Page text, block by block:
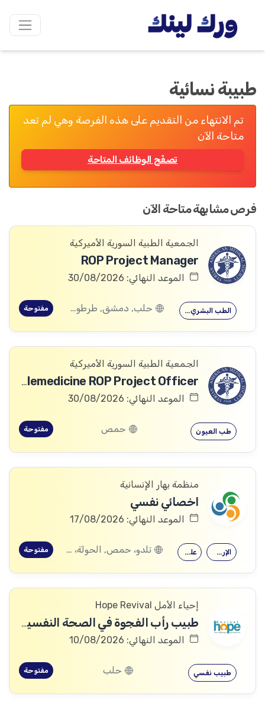
طبيبة نسائية
تم الانتهاء من التقديم على هذه الفرصة وهي لم تعد
متاحة الآن
تصفّح الوظائف المتاحة
فرص مشابهة متاحة الآن
الجمعية الطبية السورية الأميركية
ROP Project Manager
الموعد النهائي: 30/08/2026
الطب البشري… حلب, دمشق, طرطوس, ريف دمشق, ديرالزور, درعا, السويداء, إدلب, القنيطرة, اللاذقية, الرقة, حمص, الحسكة, حماة مفتوحة
الجمعية الطبية السورية الأميركية
Telemedicine ROP Project Officer
الموعد النهائي: 30/08/2026
طب العيون حمص مفتوحة
منظمة بهار الإنسانية
اخصائي نفسي
الموعد النهائي: 17/08/2026
علم النفس الإرشاد النفسي تلدو، حمص, الحولة، حمص مفتوحة
إحياء الأمل Hope Revival
طبيب رأب الفجوة في الصحة النفسية (mhGAP Doctor)
الموعد النهائي: 10/08/2026
طبيب نفسي حلب مفتوحة